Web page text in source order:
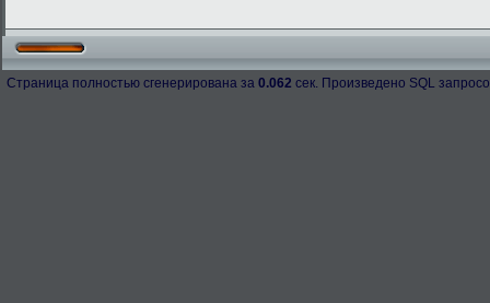
Страница полностью сгенерирована за 0.062 сек. Произведено SQL